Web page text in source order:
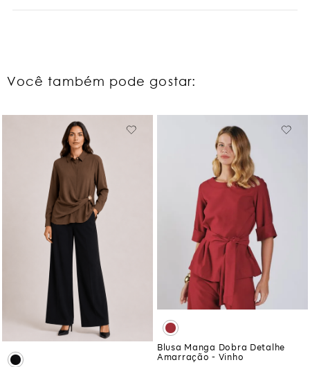
Você também pode gostar:
Blusa Manga Dobra Detalhe
Amarração - Vinho